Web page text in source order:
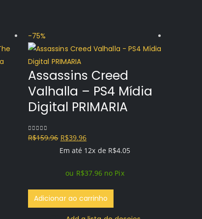
-75%
Assassins Creed
Valhalla – PS4 Mídia
Digital PRIMARIA
0out of 5
R$159.96 O
preço
era:
R$159.96.
R$39.96O
preço
é:
R$39.96.
Em até 12x de R$4.05
ou R$37.96 no Pix
Adicionar ao carrinho